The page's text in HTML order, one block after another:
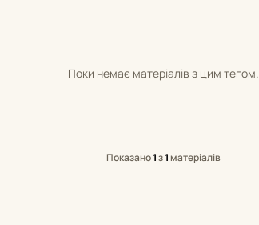
Поки немає матеріалів з цим тегом.
Показано1з1матеріалів